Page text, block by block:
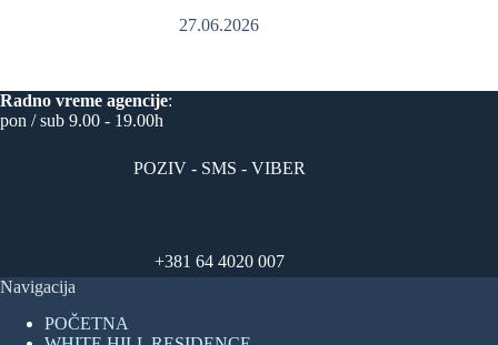
27.06.2026
Radno vreme agencije:
pon / sub 9.00 - 19.00h
POZIV - SMS - VIBER
+381 64 4020 007
Navigacija
POČETNA